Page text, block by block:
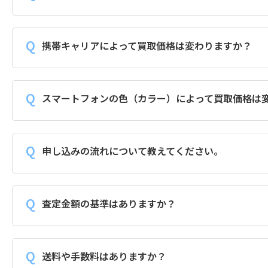
携帯キャリアによって買取価格は変わりますか？
スマートフォンの色（カラー）によって買取価格は
申し込みの流れについて教えてください。
査定金額の基準はありますか？
送料や手数料はありますか？